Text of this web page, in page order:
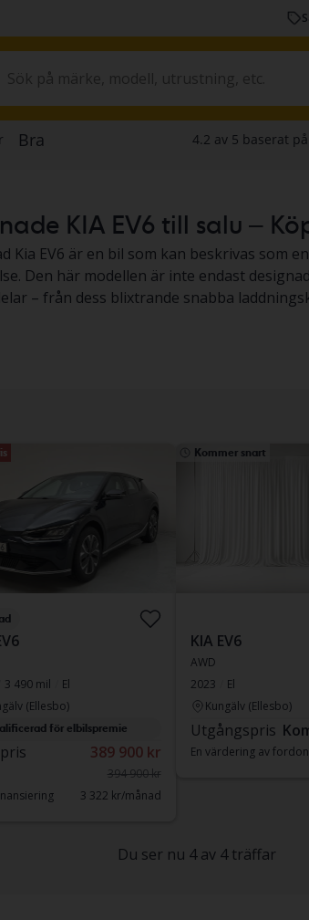
KIA EV6 till salu –
Kia EV6 är en bil som kan beskrivas som
Den här modellen är inte endast
– från dess blixtrande snabba
3 490 mil
El
(Ellesbo)
för elbilspremie
389 900 kr
394 900 kr
3 322 kr/månad
Kommer snart
KIA EV6
AWD
2023
El
Kungälv (Ellesbo)
Utgångspris
En värdering av
Du ser nu 4 av 4 träffar